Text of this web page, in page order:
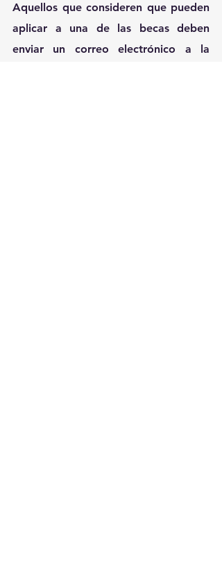
Aquellos que consideren que pueden
aplicar a una de las becas deben
enviar un correo electrónico a la